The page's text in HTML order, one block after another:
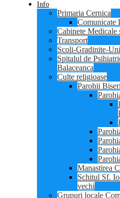
Info
Primaria Cernica
Comunicate
Cabinete Medicale
Transport
Scoli-Gradinite-
Spitalul de
Balaceanca
Culte religioase
Parohii
Manastirea
Schitul Sf.
vechi
Grupuri locale